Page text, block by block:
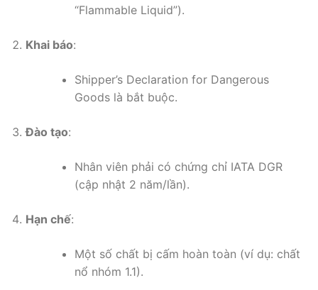
“Flammable Liquid”).
Khai báo:
Shipper’s Declaration for Dangerous
Goods là bắt buộc.
Đào tạo:
Nhân viên phải có chứng chỉ IATA DGR
(cập nhật 2 năm/lần).
Hạn chế:
Một số chất bị cấm hoàn toàn (ví dụ: chất
nổ nhóm 1.1).